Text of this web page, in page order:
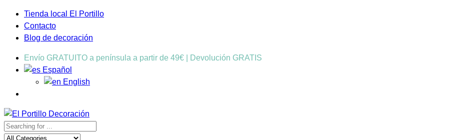
Tienda local El Portillo
Contacto
Blog de decoración
Envío GRATUITO a península a partir de 49€ | Devolución GRATIS
Español
English